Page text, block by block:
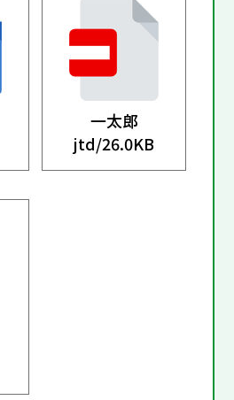
一太郎
jtd/26.0KB